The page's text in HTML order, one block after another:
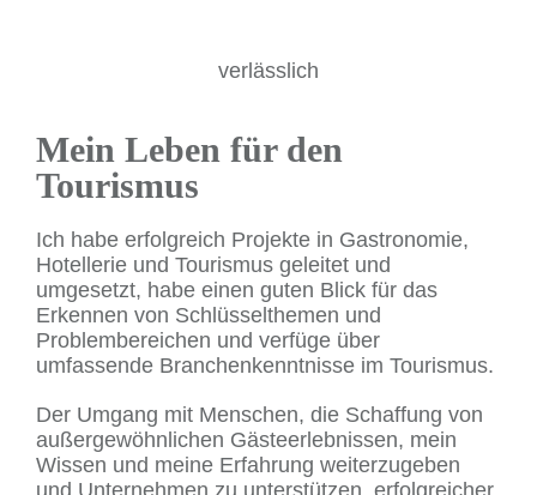
verlässlich
Mein Leben für den
Tourismus
Ich habe erfolgreich Projekte in Gastronomie,
Hotellerie und Tourismus geleitet und
umgesetzt, habe einen guten Blick für das
Erkennen von Schlüsselthemen und
Problembereichen und verfüge über
umfassende Branchenkenntnisse im Tourismus.
Der Umgang mit Menschen, die Schaffung von
außergewöhnlichen Gästeerlebnissen, mein
Wissen und meine Erfahrung weiterzugeben